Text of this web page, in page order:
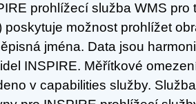
prohlížecí služba WMS pro
poskytuje možnost prohlížet
jména. Data jsou
INSPIRE. Měřítkové
v capabilities služby.